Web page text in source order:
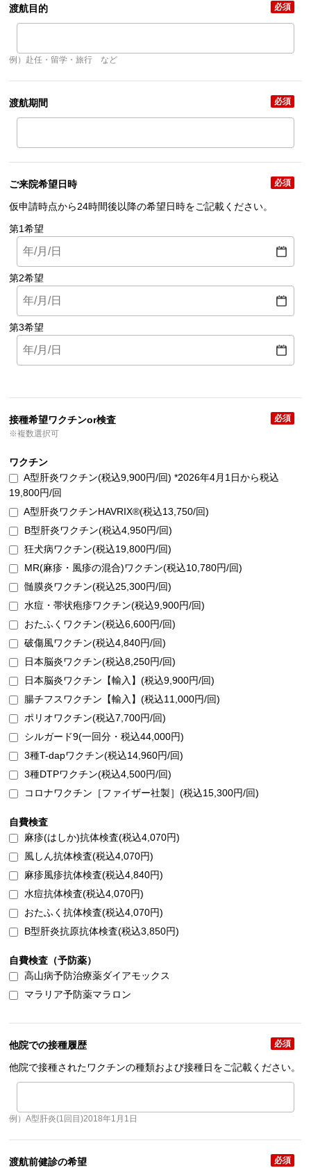
渡航目的 必須
例）赴任・留学・旅行 など
渡航期間 必須
ご来院希望日時 必須
仮申請時点から24時間後以降の希望日時をご記載ください。
第1希望
第2希望
第3希望
接種希望ワクチンor検査
必須
※複数選択可
ワクチン
A型肝炎ワクチン(税込9,900円/回) *2026年4月1日から税込
19,800円/回
A型肝炎ワクチンHAVRIX®(税込13,750/回)
B型肝炎ワクチン(税込4,950円/回)
狂犬病ワクチン(税込19,800円/回)
MR(麻疹・風疹の混合)ワクチン(税込10,780円/回)
髄膜炎ワクチン(税込25,300円/回)
水痘・帯状疱疹ワクチン(税込9,900円/回)
おたふくワクチン(税込6,600円/回)
破傷風ワクチン(税込4,840円/回)
日本脳炎ワクチン(税込8,250円/回)
日本脳炎ワクチン【輸入】(税込9,900円/回)
腸チフスワクチン【輸入】(税込11,000円/回)
ポリオワクチン(税込7,700円/回)
シルガード9(一回分・税込44,000円)
3種T-dapワクチン(税込14,960円/回)
3種DTPワクチン(税込4,500円/回)
コロナワクチン［ファイザー社製］(税込15,300円/回)
自費検査
麻疹(はしか)抗体検査(税込4,070円)
風しん抗体検査(税込4,070円)
麻疹風疹抗体検査(税込4,840円)
水痘抗体検査(税込4,070円)
おたふく抗体検査(税込4,070円)
B型肝炎抗原抗体検査(税込3,850円)
自費検査（予防薬）
高山病予防治療薬ダイアモックス
マラリア予防薬マラロン
他院での接種履歴 必須
他院で接種されたワクチンの種類および接種日をご記載ください。
例）A型肝炎(1回目)2018年1月1日
渡航前健診の希望 必須